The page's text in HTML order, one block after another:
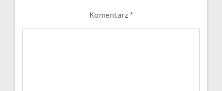
Komentarz *